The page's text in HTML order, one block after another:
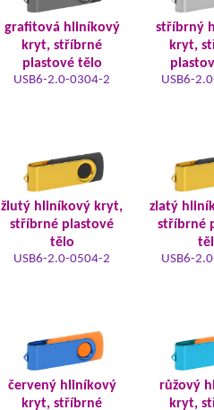
grafitová hliníkový
kryt, stříbrné
plastové tělo
USB6-2.0-0304-2
stříbrný
kryt,
USB6-
žlutý hliníkový kryt,
stříbrné plastové
tělo
USB6-2.0-0504-2
zlatý
stříbrné
USB6-
červený hliníkový
kryt, stříbrné
růžový
kryt,